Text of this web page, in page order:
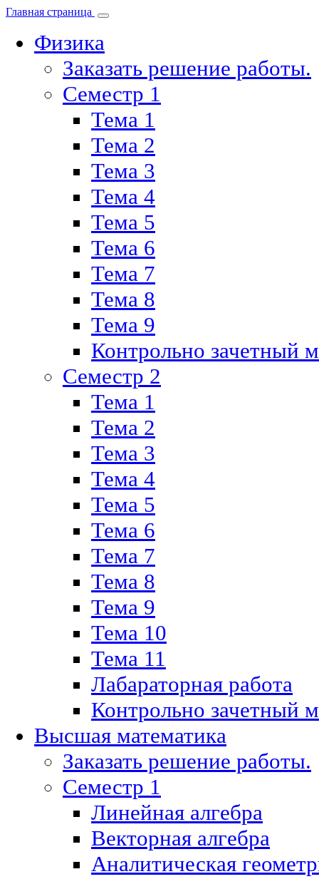
Главная страница
Физика
Заказать решение работы.
Семестр 1
Тема 1
Тема 2
Тема 3
Тема 4
Тема 5
Тема 6
Тема 7
Тема 8
Тема 9
Контрольно зачетный
Семестр 2
Тема 1
Тема 2
Тема 3
Тема 4
Тема 5
Тема 6
Тема 7
Тема 8
Тема 9
Тема 10
Тема 11
Лабараторная работа
Контрольно зачетный
Высшая математика
Заказать решение работы.
Семестр 1
Линейная алгебра
Векторная алгебра
Аналитическая